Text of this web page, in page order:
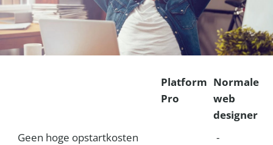
Platform
Pro
Normale
web
designer
Geen hoge opstartkosten
-